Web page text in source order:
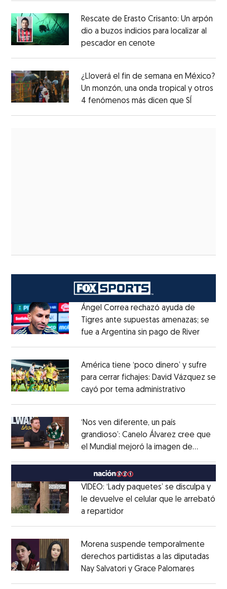
Rescate de Erasto Crisanto: Un arpón
dio a buzos indicios para localizar al
pescador en cenote
¿Lloverá el fin de semana en México?
Un monzón, una onda tropical y otros
4 fenómenos más dicen que SÍ
Ángel Correa rechazó ayuda de
Tigres ante supuestas amenazas; se
fue a Argentina sin pago de RiverOpens
América tiene ‘poco dinero’ y sufre
para cerrar fichajes: David Vázquez se
cayó por tema administrativo
‘Nos ven diferente, un país
grandioso’: Canelo Álvarez cree que
el Mundial mejoró la imagen de
VIDEO: ‘Lady paquetes’ se disculpa y
le devuelve el celular que le arrebató
a repartidorOpens in new window
Morena suspende temporalmente
derechos partidistas a las diputadas
Nay Salvatori y Grace Palomares